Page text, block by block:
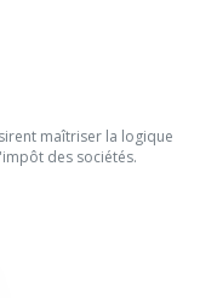
maîtriser la logique
des sociétés.